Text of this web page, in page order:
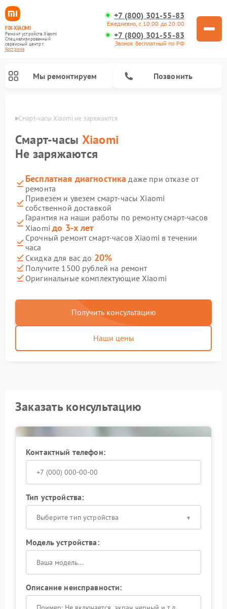
FIX-XIAOMI
Ремонт устройств Xiaomi
Специализированный
cервисный центр г.
Кострома
+7 (800) 301-55-83
Ежедневно, с 10:00 до 20:00
+7 (800) 301-55-83
Звонок бесплатный по РФ
Мы ремонтируем Позвонить
Смарт-часы Xiaomi не заряжаются
Смарт-часы Xiaomi
Не заряжаются
Бесплатная диагностика даже при отказе от
ремонта
Привезем и увезем смарт-часы Xiaomi
собственной доставкой
Гарантия на наши работы по ремонту смарт-часов
Xiaomiдо 3-х лет
Срочный ремонт смарт-часов Xiaomi в течении
часа
Скидка для вас до 20%
Получите 1500 рублей на ремонт
Оригинальные комплектующие Xiaomi
Получить консультацию
Наши цены
Заказать консультацию
Контактный телефон:
Тип устройства:
Выберите тип устройства
Модель устройства:
Описание неисправности: